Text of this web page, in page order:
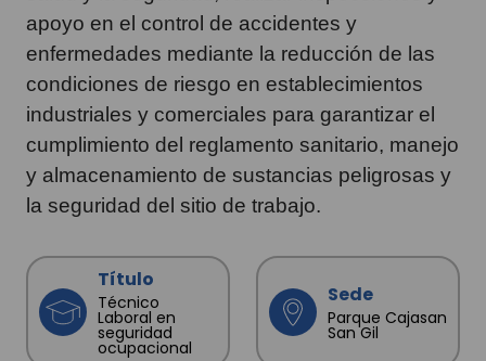
apoyo en el control de accidentes y
enfermedades mediante la reducción de las
condiciones de riesgo en establecimientos
industriales y comerciales para garantizar el
cumplimiento del reglamento sanitario, manejo
y almacenamiento de sustancias peligrosas y
la seguridad del sitio de trabajo.
Título
Técnico
Laboral en
seguridad
ocupacional
Sede
Parque Cajasan
San Gil